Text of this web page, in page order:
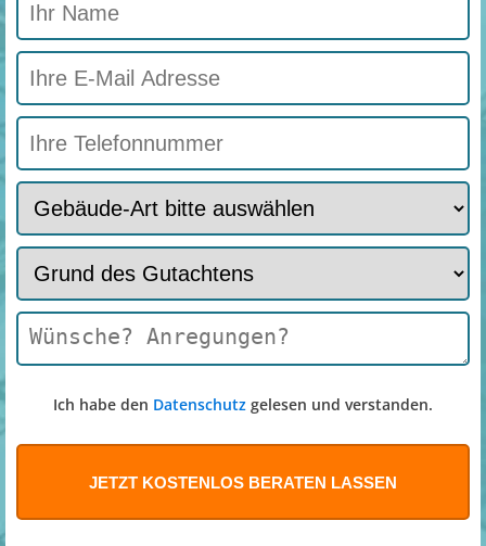
Ich habe den Datenschutz gelesen und verstanden.